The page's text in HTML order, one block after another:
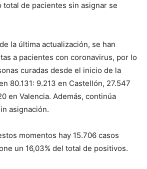
total de pacientes sin asignar se
la última actualización, se han
a pacientes con coronavirus, por lo
curadas desde el inicio de la
80.131: 9.213 en Castellón, 27.547
en Valencia. Además, continúa
asignación.
momentos hay 15.706 casos
un 16,03% del total de positivos.